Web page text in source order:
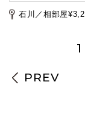
石川／相部屋
PREV
1